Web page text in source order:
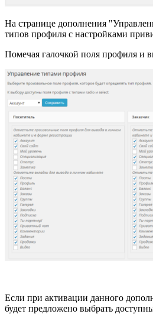
На странице дополнения
типов профиля с настройками
Помечая галочкой поля профиля и
Если при активации данного
будет предложено выбрать